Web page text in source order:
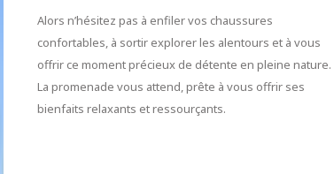
Alors n’hésitez pas à enfiler vos chaussures
confortables, à sortir explorer les alentours et à vous
offrir ce moment précieux de détente en pleine nature.
La promenade vous attend, prête à vous offrir ses
bienfaits relaxants et ressourçants.